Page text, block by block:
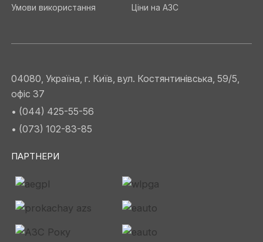
Умови використання
Ціни на АЗС
04080, Україна, г. Київ, вул. Костянтинівська, 59/5,
офіс 37
• (044) 425-55-56
• (073) 102-83-85
ПАРТНЕРИ